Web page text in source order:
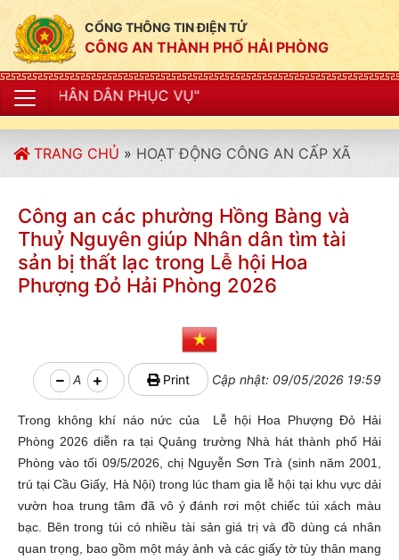
CỔNG THÔNG TIN ĐIỆN TỬ
CÔNG AN THÀNH PHỐ HẢI PHÒNG
VỤ"
TRANG CHỦ » HOẠT ĐỘNG CÔNG AN CẤP XÃ
Công an các phường Hồng Bàng và
Thuỷ Nguyên giúp Nhân dân tìm tài
sản bị thất lạc trong Lễ hội Hoa
Phượng Đỏ Hải Phòng 2026
A Print Cập nhật: 09/05/2026 19:59
Trong không khí náo nức của Lễ hội Hoa Phượng Đỏ Hải
Phòng 2026 diễn ra tại Quảng trường Nhà hát thành phố Hải
Phòng vào tối 09/5/2026, chị Nguyễn Sơn Trà (sinh năm 2001,
trú tại Cầu Giấy, Hà Nội) trong lúc tham gia lễ hội tại khu vực dải
vườn hoa trung tâm đã vô ý đánh rơi một chiếc túi xách màu
bạc. Bên trong túi có nhiều tài sản giá trị và đồ dùng cá nhân
quan trọng, bao gồm một máy ảnh và các giấy tờ tùy thân mang